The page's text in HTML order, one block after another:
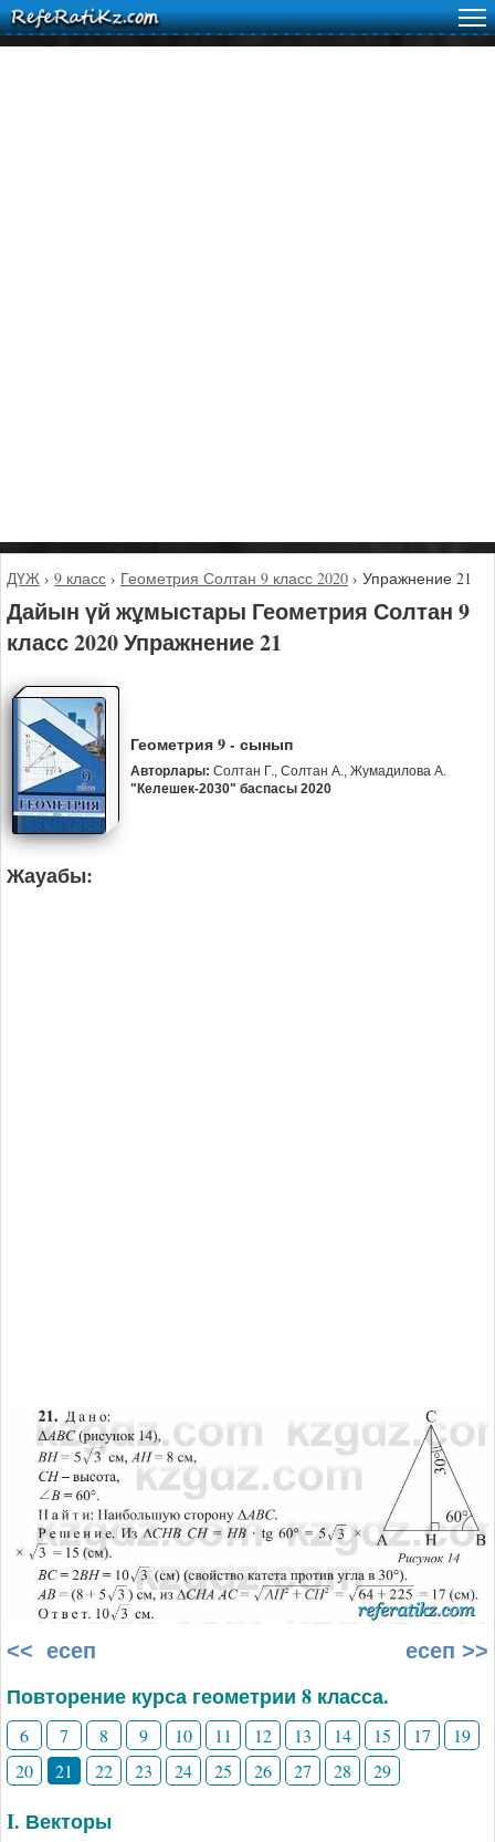
ДҮЖ › 9 класс › Геометрия Солтан 9 класс 2020 › Упражнение 21
Дайын үй жұмыстары Геометрия Солтан 9
класс 2020 Упражнение 21
Геометрия 9 - сынып
Авторлары: Солтан Г., Солтан А., Жумадилова А.
"Келешек-2030" баспасы 2020
Жауабы:
<< есеп есеп >>
Повторение курса геометрии 8 класса.
6 7 8 9 10 11 12 13 14 15 17
19
20
21 22 23 24 25 26 27 28 29
I. Векторы